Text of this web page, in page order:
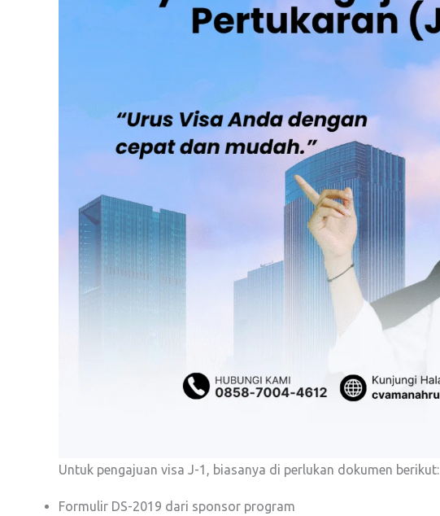
Untuk pengajuan visa J-1, biasanya di perlukan dokumen berikut:
Formulir DS-2019 dari sponsor program